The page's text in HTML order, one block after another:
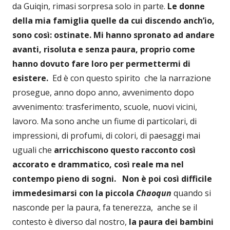
da Guiqin, rimasi sorpresa solo in parte. Le donne
della mia famiglia quelle da cui discendo anch’io,
sono così: ostinate. Mi hanno spronato ad andare
avanti, risoluta e senza paura, proprio come
hanno dovuto fare loro per permettermi di
esistere. Ed è con questo spirito che la narrazione
prosegue, anno dopo anno, avvenimento dopo
avvenimento: trasferimento, scuole, nuovi vicini,
lavoro. Ma sono anche un fiume di particolari, di
impressioni, di profumi, di colori, di paesaggi mai
uguali che arricchiscono questo racconto così
accorato e drammatico, così reale ma nel
contempo pieno di sogni. Non è poi così difficile
immedesimarsi con la piccola Chaoqun quando si
nasconde per la paura, fa tenerezza, anche se il
contesto è diverso dal nostro, la paura dei bambini